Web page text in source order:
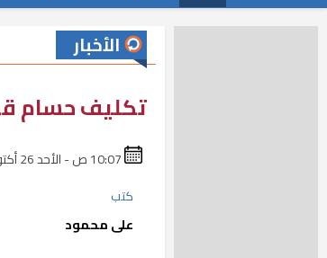
الأخبار
تكليف حسام
كتب
على محمود